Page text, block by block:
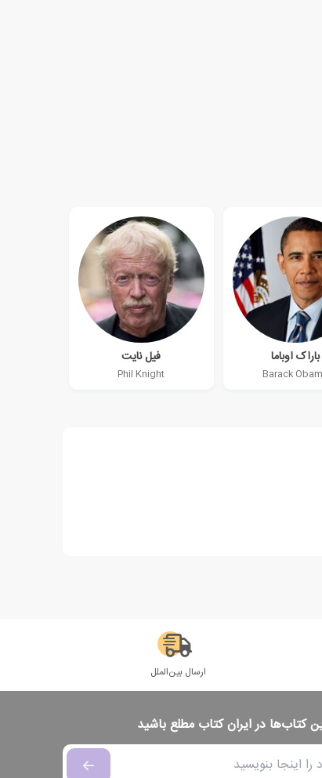
باراک اوباما
Barack
فیل نایت
Phil Knight
ارسال بین‌الملل
کتاب‌ها در ایران کتاب مطلع باشید